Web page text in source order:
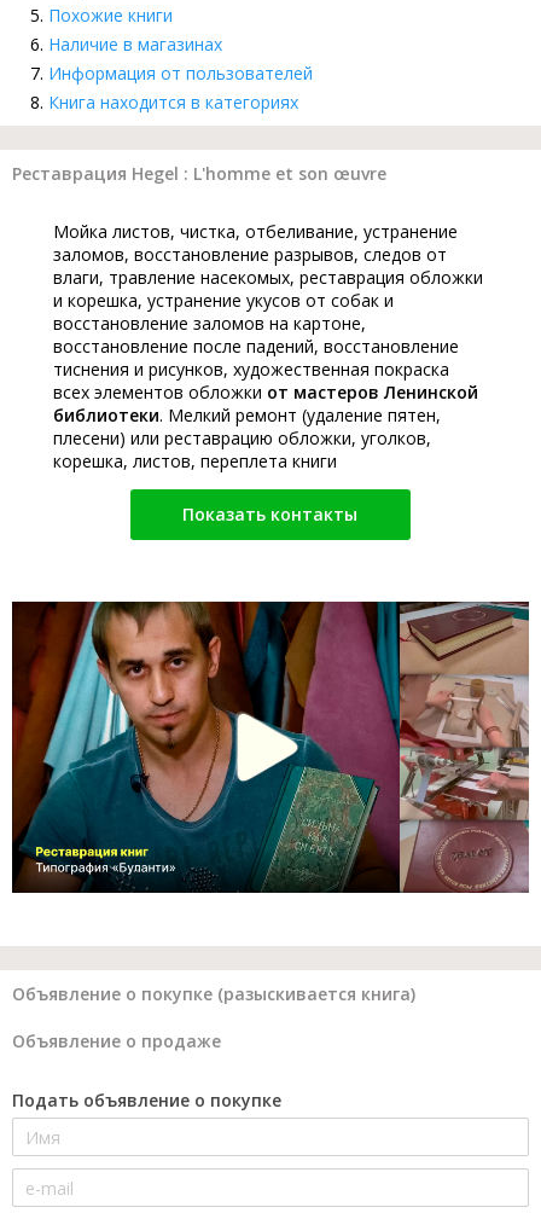
Похожие книги
Наличие в магазинах
Информация от пользователей
Книга находится в категориях
Реставрация Hegel : L'homme et son œuvre
Мойка листов, чистка, отбеливание, устранение
заломов, восстановление разрывов, следов от
влаги, травление насекомых, реставрация обложки
и корешка, устранение укусов от собак и
восстановление заломов на картоне,
восстановление после падений, восстановление
тиснения и рисунков, художественная покраска
всех элементов обложки от мастеров Ленинской
библиотеки. Мелкий ремонт (удаление пятен,
плесени) или реставрацию обложки, уголков,
корешка, листов, переплета книги
Показать контакты
Объявление о покупке (разыскивается книга)
Объявление о продаже
Подать объявление о покупке